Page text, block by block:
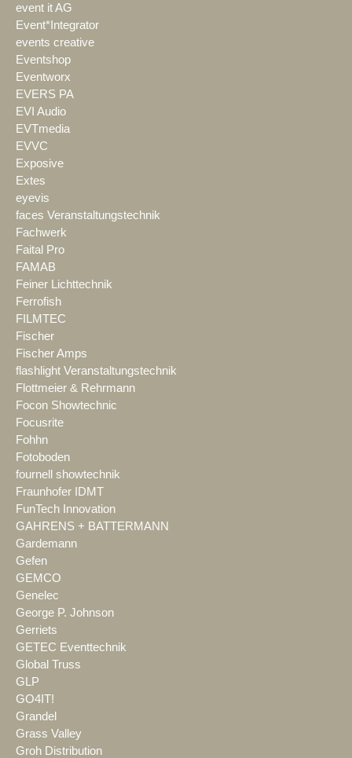
event it AG
Event*Integrator
events creative
Eventshop
Eventworx
EVERS PA
EVI Audio
EVTmedia
EVVC
Exposive
Extes
eyevis
faces Veranstaltungstechnik
Fachwerk
Faital Pro
FAMAB
Feiner Lichttechnik
Ferrofish
FILMTEC
Fischer
Fischer Amps
flashlight Veranstaltungstechnik
Flottmeier & Rehrmann
Focon Showtechnic
Focusrite
Fohhn
Fotoboden
fournell showtechnik
Fraunhofer IDMT
FunTech Innovation
GAHRENS + BATTERMANN
Gardemann
Gefen
GEMCO
Genelec
George P. Johnson
Gerriets
GETEC Eventtechnik
Global Truss
GLP
GO4IT!
Grandel
Grass Valley
Groh Distribution